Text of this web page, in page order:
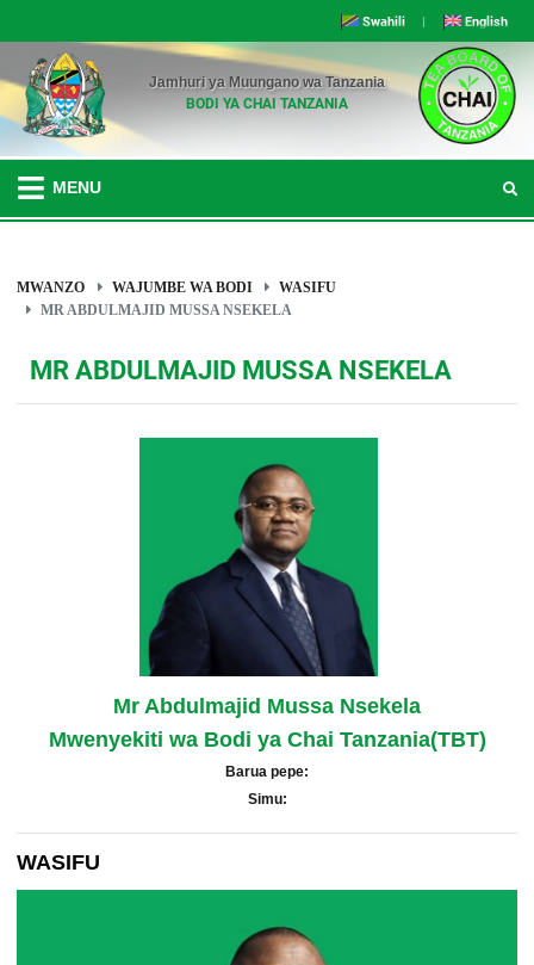
Swahili | English
Jamhuri ya Muungano wa Tanzania
BODI YA CHAI TANZANIA
MENU
MWANZO WAJUMBE WA BODI
WASIFU
MR ABDULMAJID MUSSA NSEKELA
MR ABDULMAJID MUSSA NSEKELA
Mr Abdulmajid Mussa Nsekela
Mwenyekiti wa Bodi ya Chai Tanzania(TBT)
Barua pepe:
Simu:
WASIFU